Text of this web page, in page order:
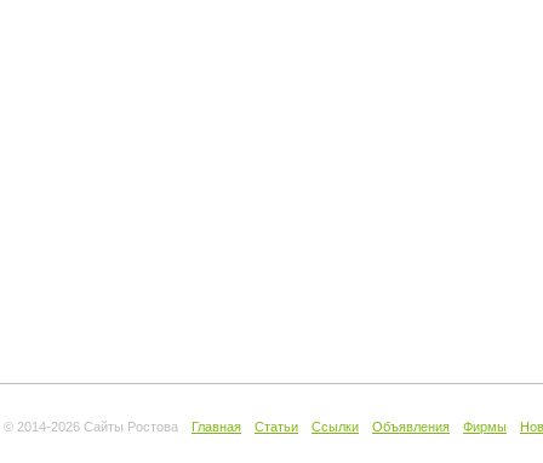
© 2014-2026 Сайты Ростова Главная Статьи Ссылки Объявления Фирмы